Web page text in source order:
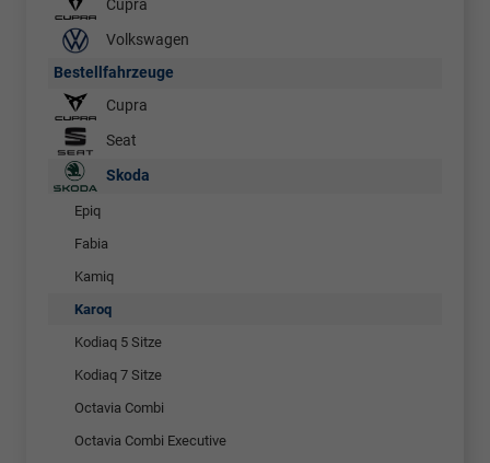
Cupra
Volkswagen
Bestellfahrzeuge
Cupra
Seat
Skoda
Epiq
Fabia
Kamiq
Karoq
Kodiaq 5 Sitze
Kodiaq 7 Sitze
Octavia Combi
Octavia Combi Executive